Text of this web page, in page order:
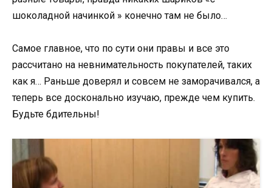
шоколадной начинкой » конечно там не было…
Самое главное, что по сути они правы и все это
рассчитано на невнимательность покупателей, таких
как я… Раньше доверял и совсем не заморачивался, а
теперь все досконально изучаю, прежде чем купить.
Будьте бдительны!